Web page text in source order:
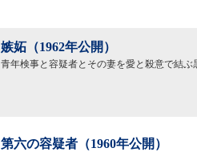
嫉妬（1962年公開）
青年検事と容疑者とその妻を愛と殺意で結
第六の容疑者（1960年公開）